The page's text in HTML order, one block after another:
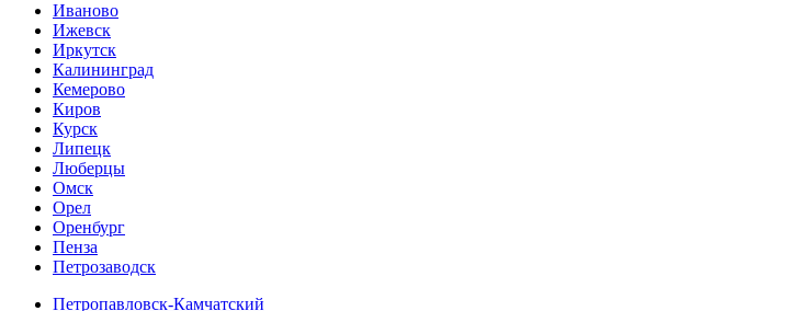
Иваново
Ижевск
Иркутск
Калининград
Кемерово
Киров
Курск
Липецк
Люберцы
Омск
Орел
Оренбург
Пенза
Петрозаводск
Петропавловск-Камчатский